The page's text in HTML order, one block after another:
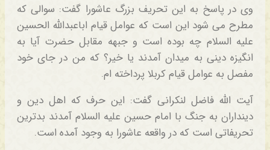
وی در پاسخ به این تحریف بزرگ عاشورا گفت: سوالی که
مطرح می شود این است که عوامل قیام اباعبدالله الحسین
علیه السلام چه بوده است و جبهه مقابل حضرت آیا به
انگیزه دینی به میدان آمدند یا خیر؟ که من در جای خود
مفصل به عوامل قیام کربلا پرداخته ام.
آیت الله فاضل لنکرانی گفت: این حرف که اهل دین و
دینداران به جنگ با امام حسین علیه السلام آمدند بدترین
تحریفاتی است که در واقعه عاشورا به وجود آمده است.